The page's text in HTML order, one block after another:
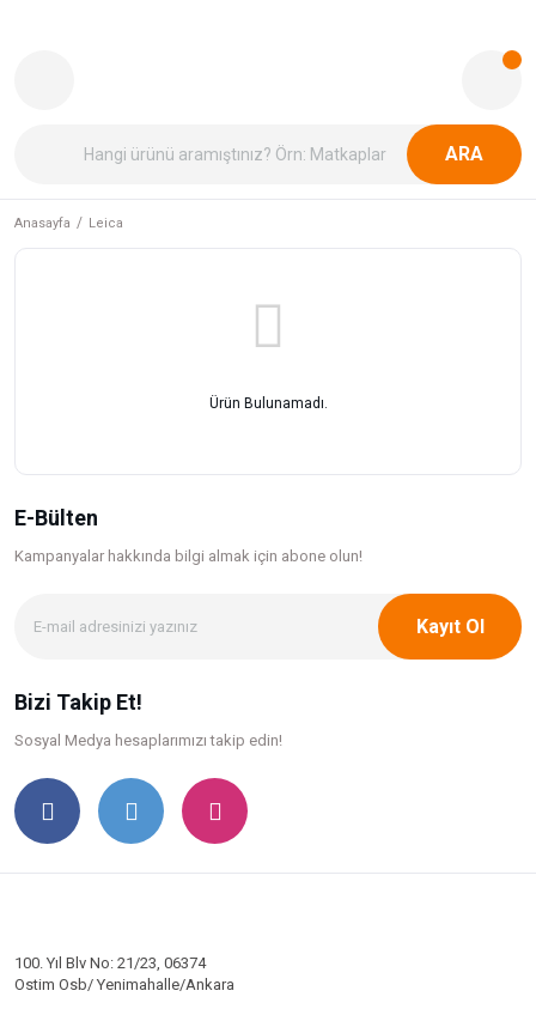
ARA
Anasayfa Leica
Ürün Bulunamadı.
E-Bülten
Kampanyalar hakkında bilgi almak için abone olun!
Kayıt Ol
Bizi Takip Et!
Sosyal Medya hesaplarımızı takip edin!
100. Yıl Blv No: 21/23, 06374
Ostim Osb/ Yenimahalle/Ankara